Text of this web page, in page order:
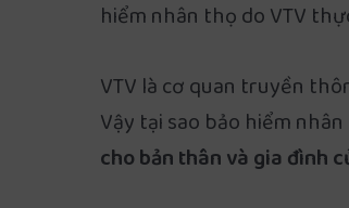
hiểm nhân thọ do VTV
VTV là cơ quan truyền
Vậy tại sao bảo hiểm
cho bản thân và gia đình